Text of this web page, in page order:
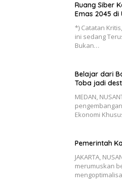
Ruang Siber
Emas 2045 di
*) Catatan
ini sedang
Bukan…
Belajar dari
Toba jadi
MEDAN,
Ekonomi
Pemerintah
JAKARTA,
merumuskan